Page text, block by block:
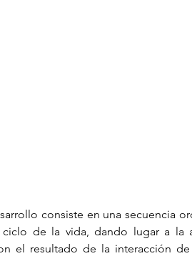
consiste en una secuencia
de la vida, dando lugar a la
el resultado de la interacción